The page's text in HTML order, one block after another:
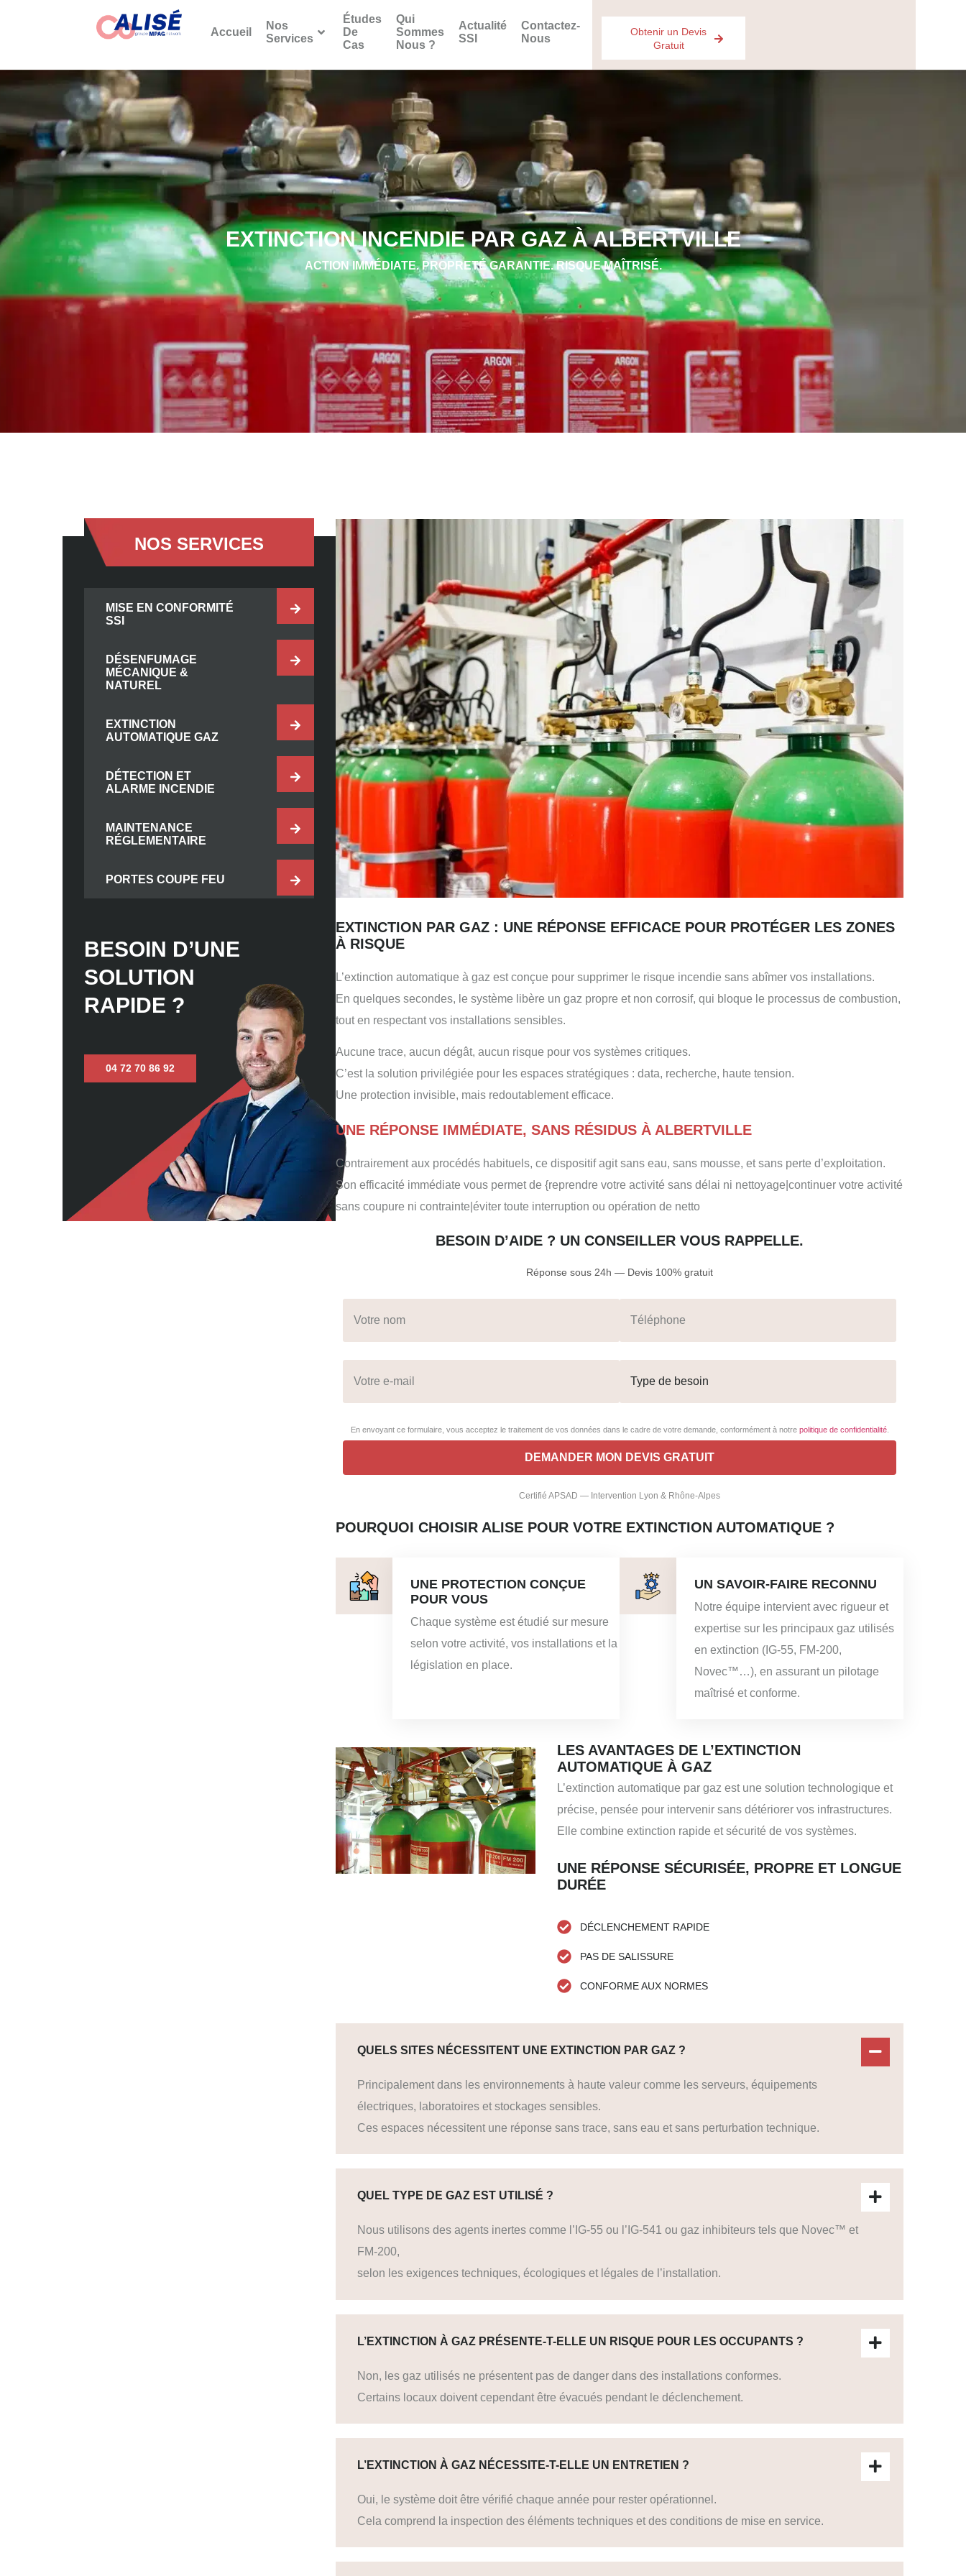
Accueil
Nos
Services
Études
De
Cas
Qui
Sommes
Nous ?
Actualité
SSI
Contactez-
Nous
Obtenir un Devis
Gratuit
EXTINCTION INCENDIE PAR GAZ À ALBERTVILLE
ACTION IMMÉDIATE. PROPRETÉ GARANTIE. RISQUE MAÎTRISÉ.
NOS SERVICES
MISE EN CONFORMITÉ
SSI
DÉSENFUMAGE
MÉCANIQUE &
NATUREL
EXTINCTION
AUTOMATIQUE GAZ
DÉTECTION ET
ALARME INCENDIE
MAINTENANCE
RÉGLEMENTAIRE
PORTES COUPE FEU
BESOIN D’UNE
SOLUTION
RAPIDE ?
04 72 70 86 92
EXTINCTION PAR GAZ : UNE RÉPONSE EFFICACE POUR PROTÉGER LES ZONES
À RISQUE
L’extinction automatique à gaz est conçue pour supprimer le risque incendie sans abîmer vos installations.
En quelques secondes, le système libère un gaz propre et non corrosif, qui bloque le processus de combustion,
tout en respectant vos installations sensibles.
Aucune trace, aucun dégât, aucun risque pour vos systèmes critiques.
C’est la solution privilégiée pour les espaces stratégiques : data, recherche, haute tension.
Une protection invisible, mais redoutablement efficace.
UNE RÉPONSE IMMÉDIATE, SANS RÉSIDUS À ALBERTVILLE
Contrairement aux procédés habituels, ce dispositif agit sans eau, sans mousse, et sans perte d’exploitation.
Son efficacité immédiate vous permet de {reprendre votre activité sans délai ni nettoyage|continuer votre activité
sans coupure ni contrainte|éviter toute interruption ou opération de netto
BESOIN D’AIDE ? UN CONSEILLER VOUS RAPPELLE.
Réponse sous 24h — Devis 100% gratuit
En envoyant ce formulaire, vous acceptez le traitement de vos données dans le cadre de votre demande, conformément à notre politique de confidentialité.
Certifié APSAD — Intervention Lyon & Rhône-Alpes
POURQUOI CHOISIR ALISE POUR VOTRE EXTINCTION AUTOMATIQUE ?
UNE PROTECTION CONÇUE
POUR VOUS
Chaque système est étudié sur mesure
selon votre activité, vos installations et la
législation en place.
UN SAVOIR-FAIRE RECONNU
Notre équipe intervient avec rigueur et
expertise sur les principaux gaz utilisés
en extinction (IG-55, FM-200,
Novec™…), en assurant un pilotage
maîtrisé et conforme.
LES AVANTAGES DE L’EXTINCTION
AUTOMATIQUE À GAZ
L’extinction automatique par gaz est une solution technologique et
précise, pensée pour intervenir sans détériorer vos infrastructures.
Elle combine extinction rapide et sécurité de vos systèmes.
UNE RÉPONSE SÉCURISÉE, PROPRE ET LONGUE
DURÉE
DÉCLENCHEMENT RAPIDE
PAS DE SALISSURE
CONFORME AUX NORMES
QUELS SITES NÉCESSITENT UNE EXTINCTION PAR GAZ ?
Principalement dans les environnements à haute valeur comme les serveurs, équipements
électriques, laboratoires et stockages sensibles.
Ces espaces nécessitent une réponse sans trace, sans eau et sans perturbation technique.
QUEL TYPE DE GAZ EST UTILISÉ ?
Nous utilisons des agents inertes comme l’IG-55 ou l’IG-541 ou gaz inhibiteurs tels que Novec™ et
FM-200,
selon les exigences techniques, écologiques et légales de l’installation.
L’EXTINCTION À GAZ PRÉSENTE-T-ELLE UN RISQUE POUR LES OCCUPANTS ?
Non, les gaz utilisés ne présentent pas de danger dans des installations conformes.
Certains locaux doivent cependant être évacués pendant le déclenchement.
L’EXTINCTION À GAZ NÉCESSITE-T-ELLE UN ENTRETIEN ?
Oui, le système doit être vérifié chaque année pour rester opérationnel.
Cela comprend la inspection des éléments techniques et des conditions de mise en service.